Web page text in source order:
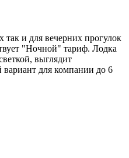
так и для вечерних прогулок
"Ночной" тариф. Лодка
выглядит
для компании до 6